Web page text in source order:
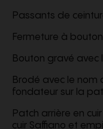
Passants de
Fermeture à
Bouton gravé avec
Brodé avec le nom
fondateur sur la
Patch arrière en
cuir Saffiano et